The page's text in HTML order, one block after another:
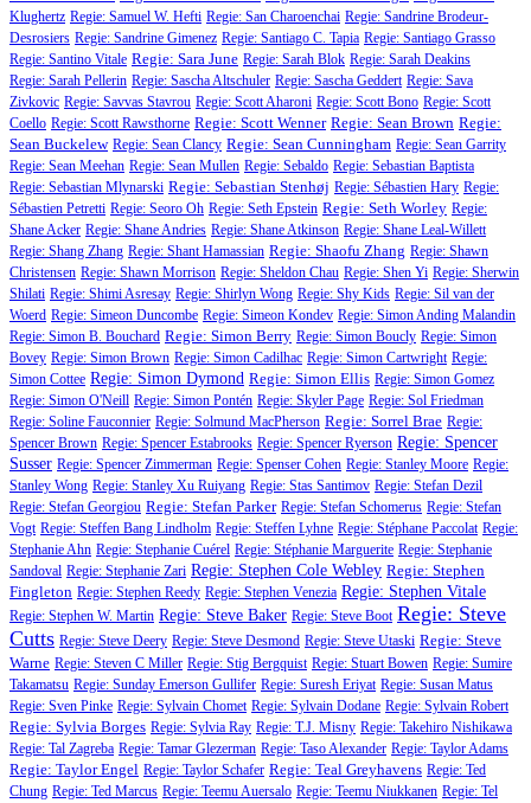
Klughertz Regie: Samuel W. Hefti Regie: San Charoenchai Regie: Sandrine Brodeur-
Desrosiers Regie: Sandrine Gimenez Regie: Santiago C. Tapia Regie: Santiago Grasso
Regie: Santino Vitale Regie: Sara June Regie: Sarah Blok Regie: Sarah Deakins
Regie: Sarah Pellerin Regie: Sascha Altschuler Regie: Sascha Geddert Regie: Sava
Zivkovic Regie: Savvas Stavrou Regie: Scott Aharoni Regie: Scott Bono Regie: Scott
Coello Regie: Scott Rawsthorne Regie: Scott Wenner Regie: Sean Brown Regie:
Sean Buckelew Regie: Sean Clancy Regie: Sean Cunningham Regie: Sean Garrity
Regie: Sean Meehan Regie: Sean Mullen Regie: Sebaldo Regie: Sebastian Baptista
Regie: Sebastian Mlynarski Regie: Sebastian Stenhøj Regie: Sébastien Hary Regie:
Sébastien Petretti Regie: Seoro Oh Regie: Seth Epstein Regie: Seth Worley Regie:
Shane Acker Regie: Shane Andries Regie: Shane Atkinson Regie: Shane Leal-Willett
Regie: Shang Zhang Regie: Shant Hamassian Regie: Shaofu Zhang Regie: Shawn
Christensen Regie: Shawn Morrison Regie: Sheldon Chau Regie: Shen Yi Regie: Sherwin
Shilati Regie: Shimi Asresay Regie: Shirlyn Wong Regie: Shy Kids Regie: Sil van der
Woerd Regie: Simeon Duncombe Regie: Simeon Kondev Regie: Simon Anding Malandin
Regie: Simon B. Bouchard Regie: Simon Berry Regie: Simon Boucly Regie: Simon
Bovey Regie: Simon Brown Regie: Simon Cadilhac Regie: Simon Cartwright Regie:
Simon Cottee Regie: Simon Dymond Regie: Simon Ellis Regie: Simon Gomez
Regie: Simon O'Neill Regie: Simon Pontén Regie: Skyler Page Regie: Sol Friedman
Regie: Soline Fauconnier Regie: Solmund MacPherson Regie: Sorrel Brae Regie:
Spencer Brown Regie: Spencer Estabrooks Regie: Spencer Ryerson Regie: Spencer
Susser Regie: Spencer Zimmerman Regie: Spenser Cohen Regie: Stanley Moore Regie:
Stanley Wong Regie: Stanley Xu Ruiyang Regie: Stas Santimov Regie: Stefan Dezil
Regie: Stefan Georgiou Regie: Stefan Parker Regie: Stefan Schomerus Regie: Stefan
Vogt Regie: Steffen Bang Lindholm Regie: Steffen Lyhne Regie: Stéphane Paccolat Regie:
Stephanie Ahn Regie: Stephanie Cuérel Regie: Stéphanie Marguerite Regie: Stephanie
Sandoval Regie: Stephanie Zari Regie: Stephen Cole Webley Regie: Stephen
Fingleton Regie: Stephen Reedy Regie: Stephen Venezia Regie: Stephen Vitale
Regie: Stephen W. Martin Regie: Steve Baker Regie: Steve Boot Regie: Steve
Cutts Regie: Steve Deery Regie: Steve Desmond Regie: Steve Utaski Regie: Steve
Warne Regie: Steven C Miller Regie: Stig Bergquist Regie: Stuart Bowen Regie: Sumire
Takamatsu Regie: Sunday Emerson Gullifer Regie: Suresh Eriyat Regie: Susan Matus
Regie: Sven Pinke Regie: Sylvain Chomet Regie: Sylvain Dodane Regie: Sylvain Robert
Regie: Sylvia Borges Regie: Sylvia Ray Regie: T.J. Misny Regie: Takehiro Nishikawa
Regie: Tal Zagreba Regie: Tamar Glezerman Regie: Taso Alexander Regie: Taylor Adams
Regie: Taylor Engel Regie: Taylor Schafer Regie: Teal Greyhavens Regie: Ted
Chung Regie: Ted Marcus Regie: Teemu Auersalo Regie: Teemu Niukkanen Regie: Tel